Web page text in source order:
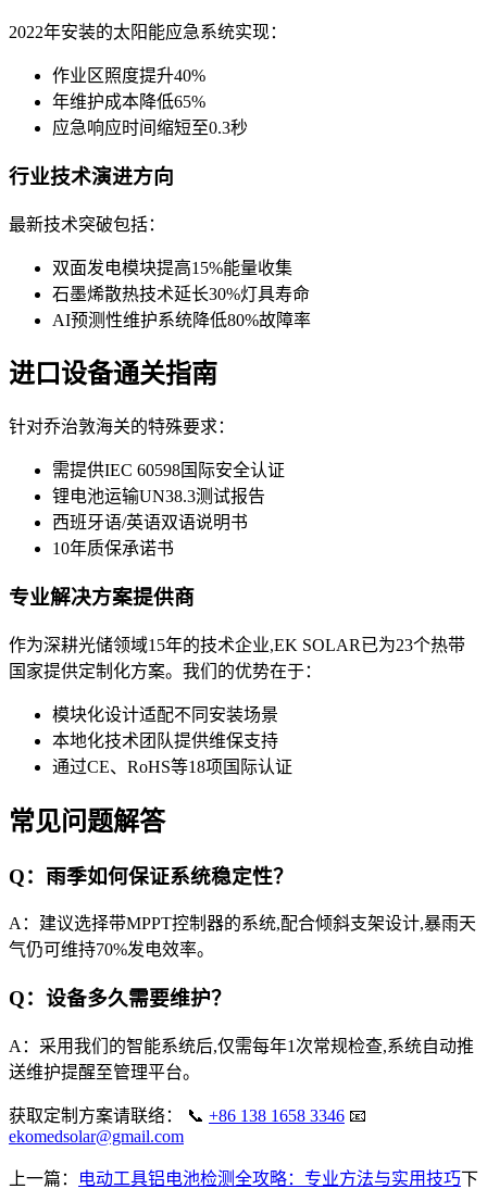
2022年安装的太阳能应急系统实现：
作业区照度提升40%
年维护成本降低65%
应急响应时间缩短至0.3秒
行业技术演进方向
最新技术突破包括：
双面发电模块提高15%能量收集
石墨烯散热技术延长30%灯具寿命
AI预测性维护系统降低80%故障率
进口设备通关指南
针对乔治敦海关的特殊要求：
需提供IEC 60598国际安全认证
锂电池运输UN38.3测试报告
西班牙语/英语双语说明书
10年质保承诺书
专业解决方案提供商
作为深耕光储领域15年的技术企业,EK SOLAR已为23个热带
国家提供定制化方案。我们的优势在于：
模块化设计适配不同安装场景
本地化技术团队提供维保支持
通过CE、RoHS等18项国际认证
常见问题解答
Q：雨季如何保证系统稳定性？
A：建议选择带MPPT控制器的系统,配合倾斜支架设计,暴雨天
气仍可维持70%发电效率。
Q：设备多久需要维护？
A：采用我们的智能系统后,仅需每年1次常规检查,系统自动推
送维护提醒至管理平台。
获取定制方案请联络： 📞 +86 138 1658 3346 📧
ekomedsolar@gmail.com
上一篇： 电动工具铝电池检测全攻略：专业方法与实用技巧下